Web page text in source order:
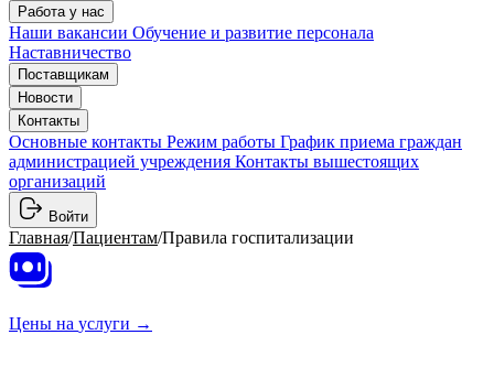
Работа у нас
Наши вакансии Обучение и развитие персонала
Наставничество
Поставщикам
Новости
Контакты
Основные контакты Режим работы График приема граждан
администрацией учреждения Контакты вышестоящих
организаций
Войти
Главная/Пациентам/Правила госпитализации
Цены на услуги →